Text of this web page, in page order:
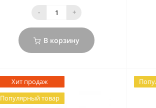
- +
В корзину
Хит продаж
Популярный товар